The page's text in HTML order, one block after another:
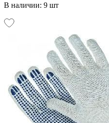
В наличии: 9 шт